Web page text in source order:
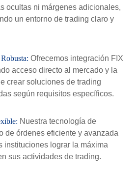
ocultas ni márgenes adicionales,
un entorno de trading claro y
Ofrecemos integración FIX
acceso directo al mercado y la
crear soluciones de trading
según requisitos específicos.
Nuestra tecnología de
de órdenes eficiente y avanzada
instituciones lograr la máxima
sus actividades de trading.